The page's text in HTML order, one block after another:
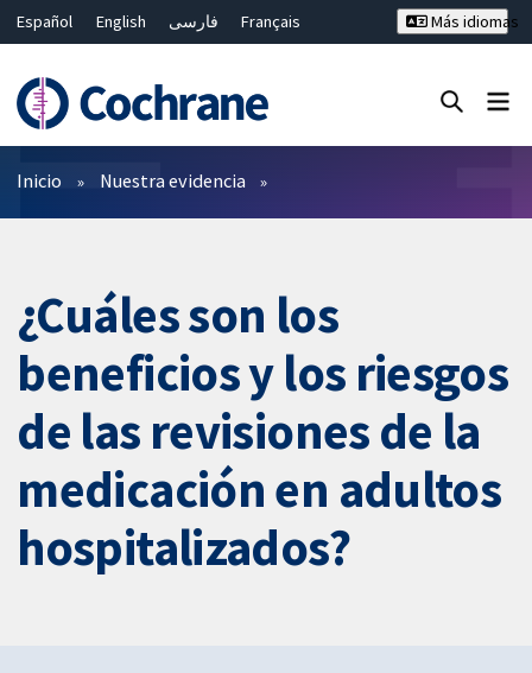
Español English فارسی
Français
Bahasa Malaysia
ไทย 繁體中文
Más idiomas
Filtros
Inicio Nuestra evidencia
¿Cuáles son los
beneficios y los riesgos
de las revisiones de la
medicación en adultos
hospitalizados?